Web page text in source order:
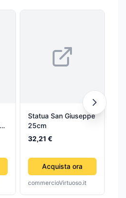
Statua San Giuseppe
25cm
32,21 €
Acquista ora
commercioVirtuoso.it